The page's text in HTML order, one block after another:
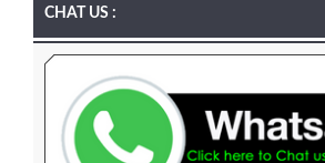
CHAT US :